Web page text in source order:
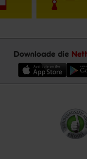
Downloade die
Unsere